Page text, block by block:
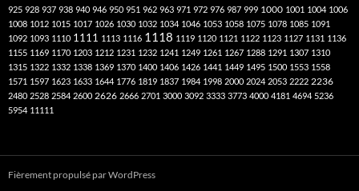
925 928 937 938 940 946 950 951 962 963 971 972 976 987 999 1000 1001 1004 1006
1008 1012 1015 1017 1026 1030 1032 1034 1046 1053 1058 1075 1078 1085 1091
1092 1093 1110 1111 1113 1116 1118 1119 1120 1121 1122 1123 1127 1131 1136
1155 1169 1170 1203 1212 1231 1232 1241 1249 1261 1267 1288 1291 1307 1310
1315 1322 1332 1338 1369 1370 1400 1406 1426 1441 1449 1495 1500 1553 1558
1571 1597 1623 1633 1644 1776 1819 1837 1984 1998 2000 2024 2053 2222 2236
2480 2528 2584 2600 2626 2666 2701 3000 3092 3333 3773 4000 4181 4694 5236
5954 11111
Fièrement propulsé par WordPress